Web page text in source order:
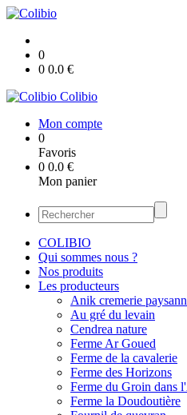
0
0 0.0 €
Colibio
Mon compte
0
Favoris
0 0.0 €
Mon panier
COLIBIO
Qui sommes nous ?
Nos produits
Les producteurs
Anik cremerie
Au gré du levain
Cendrea nature
Ferme Ar Goued
Ferme de la cavalerie
Ferme des Horizons
Ferme du Groin dans
Ferme la Doudoutière